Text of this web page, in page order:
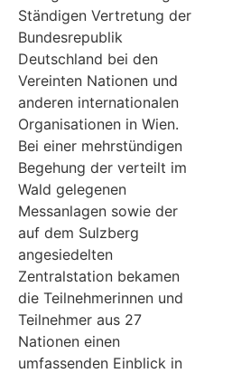
Ständigen Vertretung der
Bundesrepublik
Deutschland bei den
Vereinten Nationen und
anderen internationalen
Organisationen in Wien.
Bei einer mehrstündigen
Begehung der verteilt im
Wald gelegenen
Messanlagen sowie der
auf dem Sulzberg
angesiedelten
Zentralstation bekamen
die Teilnehmerinnen und
Teilnehmer aus 27
Nationen einen
umfassenden Einblick in